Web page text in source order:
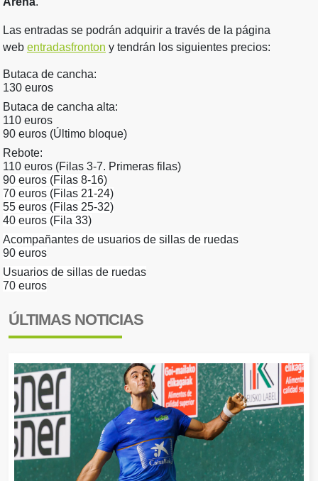
Las entradas se podrán adquirir a través de la página
web entradasfronton y tendrán los siguientes precios:
Butaca de cancha:
130 euros
Butaca de cancha alta:
110 euros
90 euros (Último bloque)
Rebote:
110 euros (Filas 3-7. Primeras filas)
90 euros (Filas 8-16)
70 euros (Filas 21-24)
55 euros (Filas 25-32)
40 euros (Fila 33)
Acompañantes de usuarios de sillas de ruedas
90 euros
Usuarios de sillas de ruedas
70 euros
ÚLTIMAS NOTICIAS